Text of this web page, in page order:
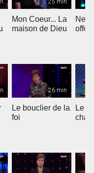
25 min
Mon Coeur... La
maison de Dieu
Ne
26 min
Le bouclier de la
foi
Le